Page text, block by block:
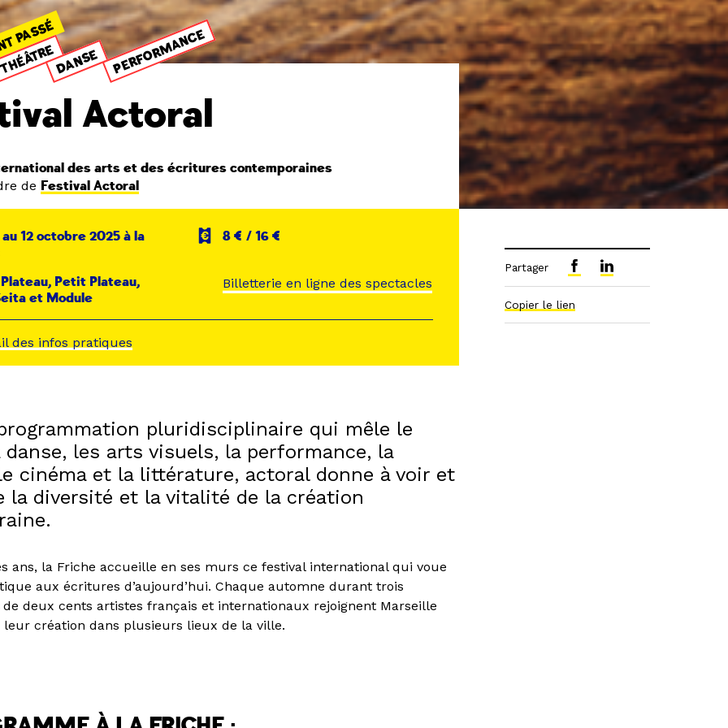
PASSÉDANSE PERFORMANCE
Actoral
des arts et des écritures contemporaines
de Festival Actoral
au 12 octobre 2025 à la
8 € / 16 €
Petit Plateau,
et Module
Billetterie en ligne des spectacles
des infos pratiques
pluridisciplinaire qui mêle le
les arts visuels, la performance, la
cinéma et la littérature, actoral donne à voir et
la diversité et la vitalité de la création
ans, la Friche accueille en ses murs ce festival international qui voue
aux écritures d’aujourd’hui. Chaque automne durant trois
deux cents artistes français et internationaux rejoignent Marseille
création dans plusieurs lieux de la ville.
Partager
Copier le lien